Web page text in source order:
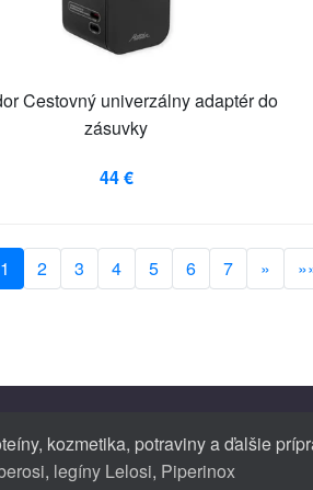
Cestovný univerzálny adaptér do
zásuvky
44 €
1 2 3 4 5 6 7 »
kozmetika, potraviny a ďalšie
, legíny Lelosi, Piperinox